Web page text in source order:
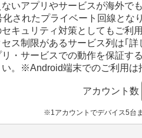
いアプリやサービスが海外で
化されたプライベート回線とな
キュリティ対策としてもご利
ス制限があるサービス列は｢詳
・サービスでの動作を保証す
。
※Android端末でのご利用は
アカウント数
※1アカウントでデバイス5台